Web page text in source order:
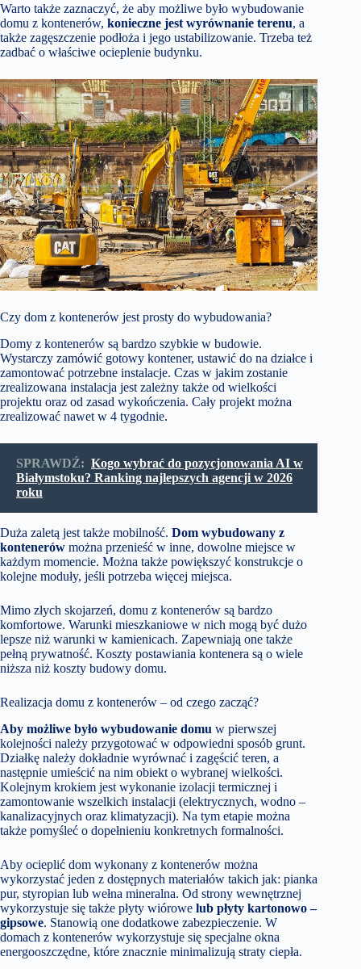
Warto także zaznaczyć, że aby możliwe było wybudowanie
domu z kontenerów, konieczne jest wyrównanie terenu, a
także zagęszczenie podłoża i jego ustabilizowanie. Trzeba też
zadbać o właściwe ocieplenie budynku.
Czy dom z kontenerów jest prosty do wybudowania?
Domy z kontenerów są bardzo szybkie w budowie.
Wystarczy zamówić gotowy kontener, ustawić do na działce i
zamontować potrzebne instalacje. Czas w jakim zostanie
zrealizowana instalacja jest zależny także od wielkości
projektu oraz od zasad wykończenia. Cały projekt można
zrealizować nawet w 4 tygodnie.
SPRAWDŹ: Kogo wybrać do pozycjonowania AI w
Białymstoku? Ranking najlepszych agencji w 2026
roku
Duża zaletą jest także mobilność. Dom wybudowany z
kontenerów można przenieść w inne, dowolne miejsce w
każdym momencie. Można także powiększyć konstrukcje o
kolejne moduły, jeśli potrzeba więcej miejsca.
Mimo złych skojarzeń, domu z kontenerów są bardzo
komfortowe. Warunki mieszkaniowe w nich mogą być dużo
lepsze niż warunki w kamienicach. Zapewniają one także
pełną prywatność. Koszty postawiania kontenera są o wiele
niższa niż koszty budowy domu.
Realizacja domu z kontenerów – od czego zacząć?
Aby możliwe było wybudowanie domu w pierwszej
kolejności należy przygotować w odpowiedni sposób grunt.
Działkę należy dokładnie wyrównać i zagęścić teren, a
następnie umieścić na nim obiekt o wybranej wielkości.
Kolejnym krokiem jest wykonanie izolacji termicznej i
zamontowanie wszelkich instalacji (elektrycznych, wodno –
kanalizacyjnych oraz klimatyzacji). Na tym etapie można
także pomyśleć o dopełnieniu konkretnych formalności.
Aby ocieplić dom wykonany z kontenerów można
wykorzystać jeden z dostępnych materiałów takich jak: pianka
pur, styropian lub wełna mineralna. Od strony wewnętrznej
wykorzystuje się także płyty wiórowe lub płyty kartonowo –
gipsowe. Stanowią one dodatkowe zabezpieczenie. W
domach z kontenerów wykorzystuje się specjalne okna
energooszczędne, które znacznie minimalizują straty ciepła.